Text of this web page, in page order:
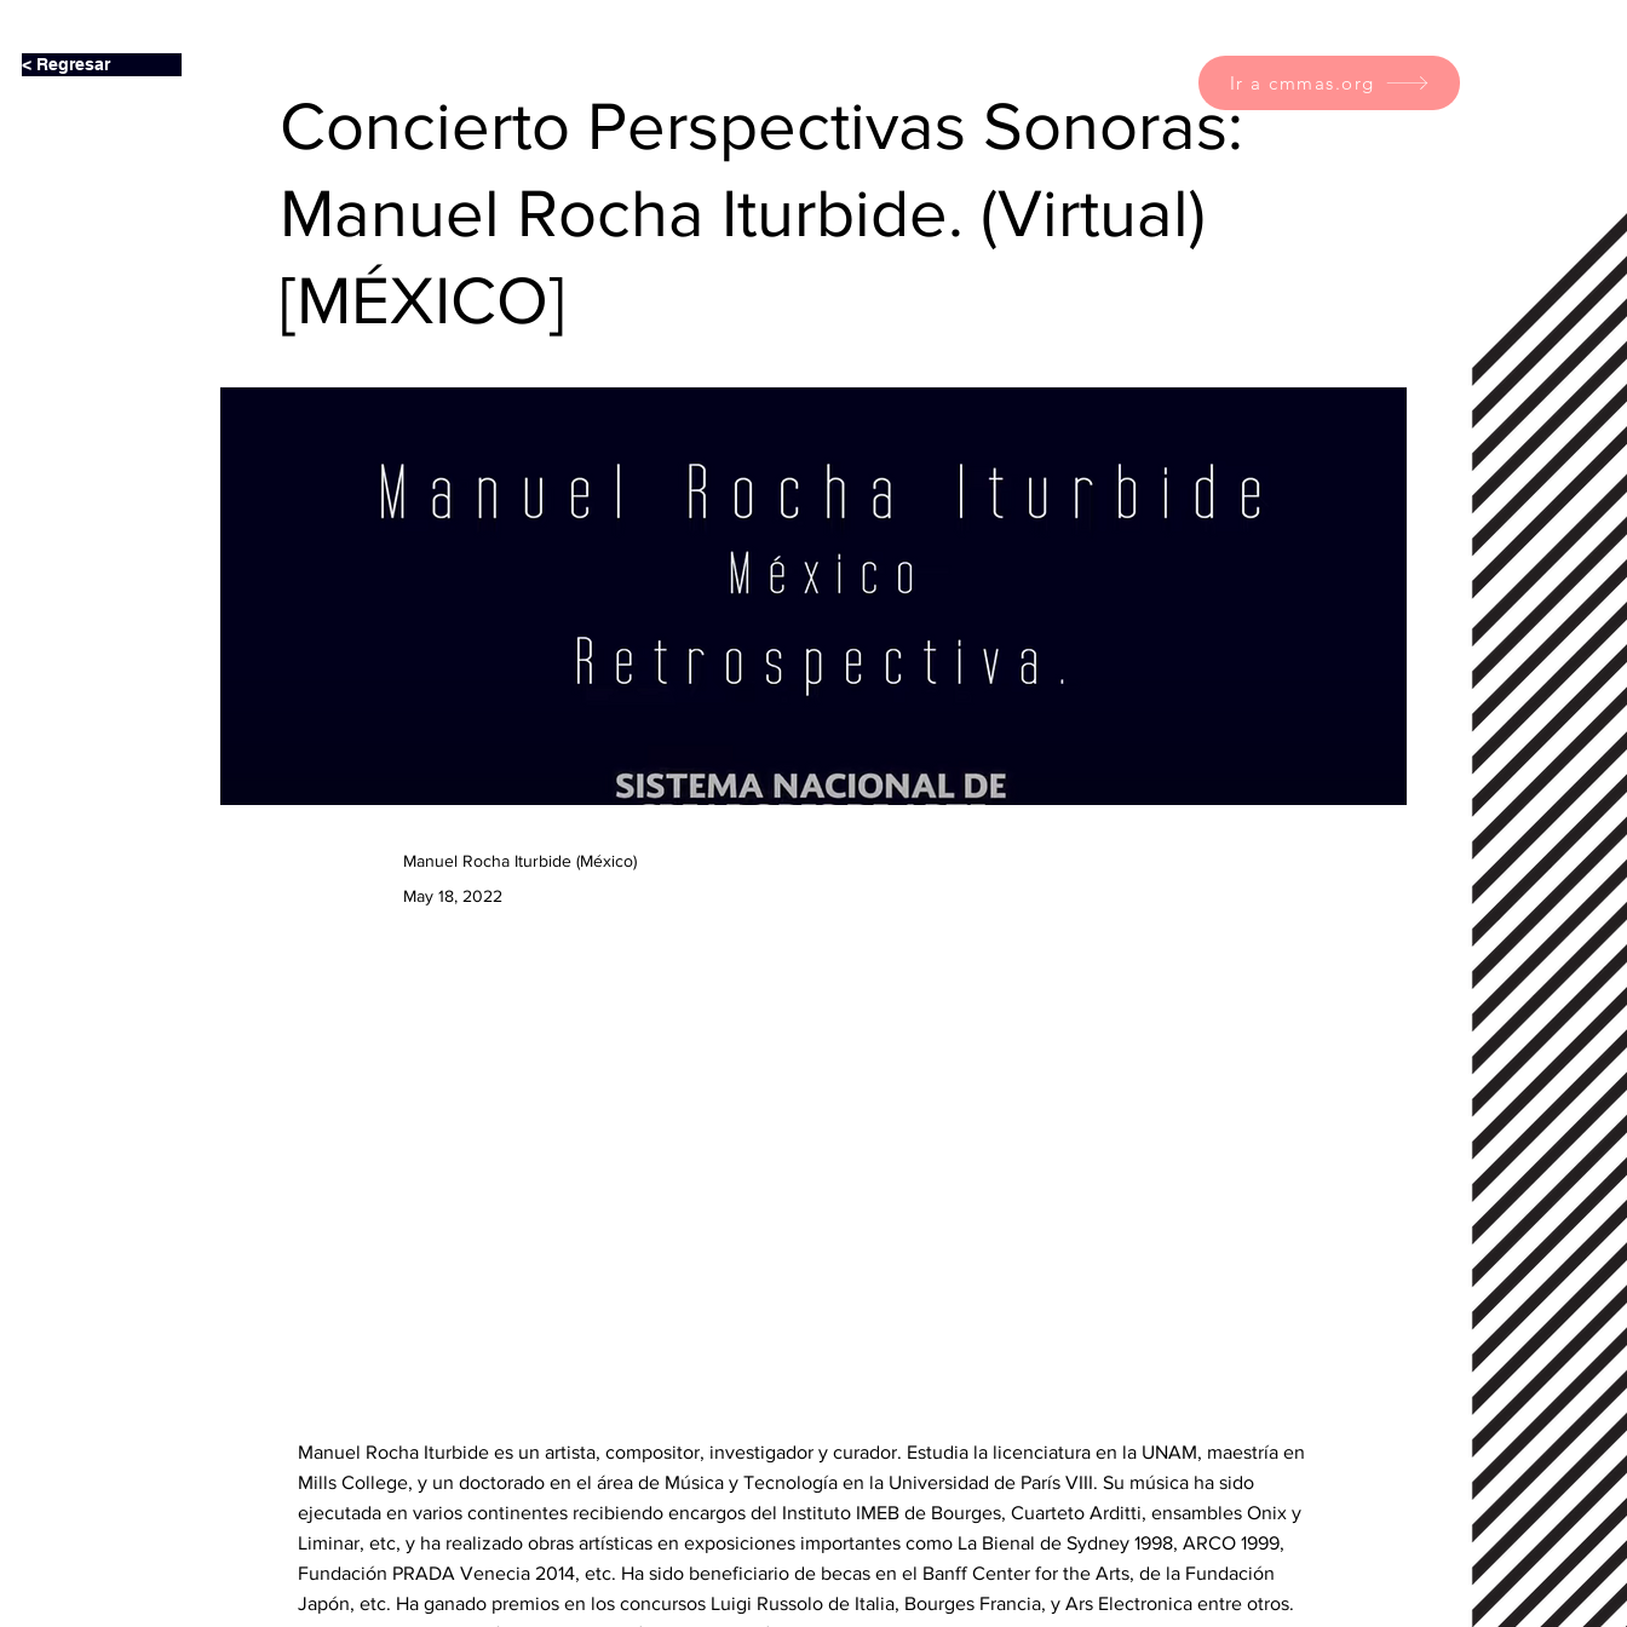
Ir a cmmas.org
< Regresar
Concierto Perspectivas Sonoras:
Manuel Rocha Iturbide. (Virtual)
[MÉXICO]
Manuel Rocha Iturbide (México)
May 18, 2022
Manuel Rocha Iturbide es un artista, compositor, investigador y curador. Estudia la licenciatura en la UNAM, maestría en
Mills College, y un doctorado en el área de Música y Tecnología en la Universidad de París VIII. Su música ha sido
ejecutada en varios continentes recibiendo encargos del Instituto IMEB de Bourges, Cuarteto Arditti, ensambles Onix y
Liminar, etc, y ha realizado obras artísticas en exposiciones importantes como La Bienal de Sydney 1998, ARCO 1999,
Fundación PRADA Venecia 2014, etc. Ha sido beneficiario de becas en el Banff Center for the Arts, de la Fundación
Japón, etc. Ha ganado premios en los concursos Luigi Russolo de Italia, Bourges Francia, y Ars Electronica entre otros.